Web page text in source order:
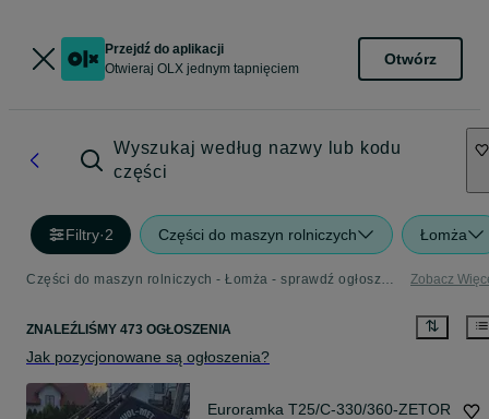
Przejdź do aplikacji
Otwieraj OLX jednym tapnięciem
Otwórz
Wyszukaj według nazwy lub kodu
części
Filtry·2 Części do maszyn rolniczych Łomża
Części do maszyn rolniczych - Łomża - sprawdź ogłoszenia w kategorii Rolnictwo Zobacz
ZNALEŹLIŚMY 473 OGŁOSZENIA
Jak pozycjonowane są ogłoszenia?
Euroramka T25/C-330/360-ZETOR